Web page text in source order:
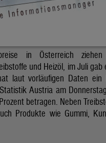
in Österreich
und Heizöl, im Juli gab
laut vorläufigen Daten
Austria am
betragen. Neben
Produkte wie Gummi,